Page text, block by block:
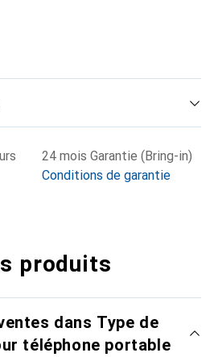
24 mois Garantie (Bring-in)
Conditions de garantie
produits
dans Type de
téléphone portable